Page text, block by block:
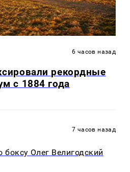
6 часов назад
рекордные
с 1884 года
7 часов назад
Олег Велигодский